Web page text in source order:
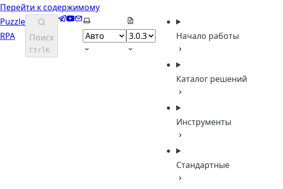
Перейти к содержимому
Puzzle
RPA
Поиск
CtrlK
Telegram
YouTube
EmailВыберите тему
Начало работы
Каталог решений
Инструменты
Стандартные